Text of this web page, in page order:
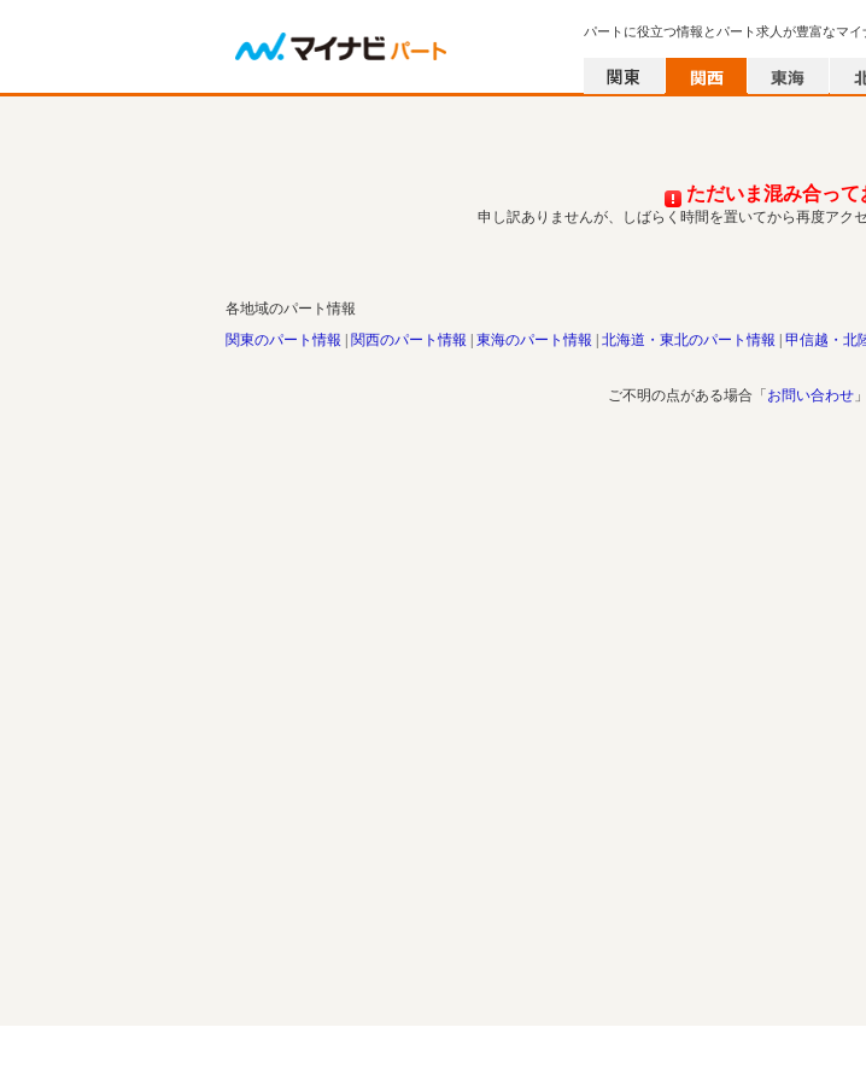
パートに役立つ情報とパート求人が豊富なマイ
ただいま混み合って
申し訳ありませんが、しばらく時間を置いてから再度アク
各地域のパート情報
関東のパート情報
関西のパート情報 東海のパート情報 北海道・東北のパート情報 甲信越・北
ご不明の点がある場合「 お問い合わせ